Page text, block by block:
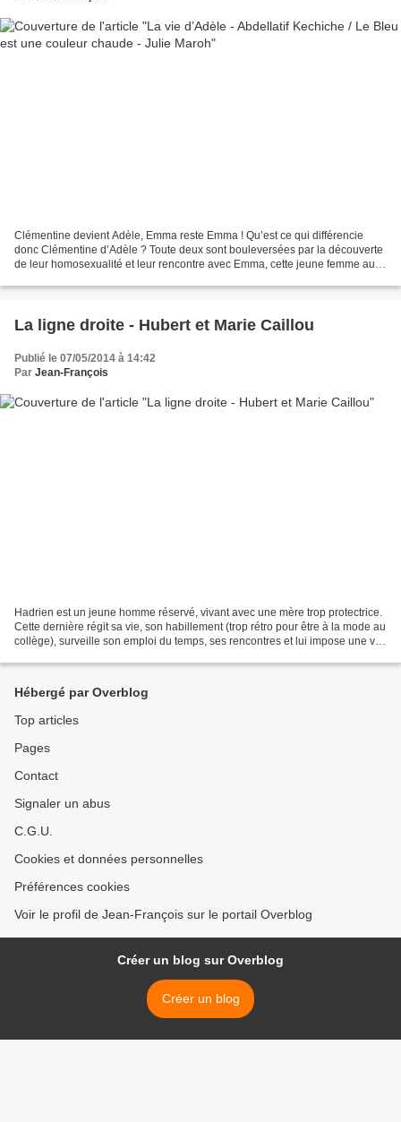
Clémentine devient Adèle, Emma reste Emma ! Qu’est ce qui différencie
donc Clémentine d’Adèle ? Toute deux sont bouleversées par la découverte
de leur homosexualité et leur rencontre avec Emma, cette jeune femme aux
La ligne droite - Hubert et Marie Caillou
Publié le 07/05/2014 à 14:42
Par Jean-François
Hadrien est un jeune homme réservé, vivant avec une mère trop protectrice.
Cette dernière régit sa vie, son habillement (trop rétro pour être à la mode au
collège), surveille son emploi du temps, ses rencontres et lui impose une vie
Hébergé par Overblog
Top articles
Pages
Contact
Signaler un abus
C.G.U.
Cookies et données personnelles
Préférences cookies
Voir le profil de Jean-François sur le portail Overblog
Créer un blog sur Overblog
Créer un blog